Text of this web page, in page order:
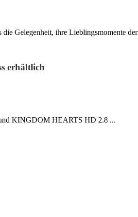
Gelegenheit, ihre Lieblingsmomente der
erhältlich
KINGDOM HEARTS HD 2.8 ...